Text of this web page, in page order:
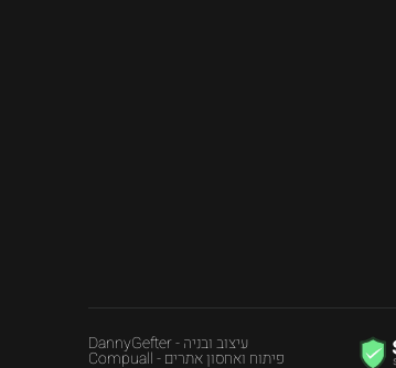
עיצוב ובניה - DannyGefter
פיתוח ואחסון אתרים - Compuall